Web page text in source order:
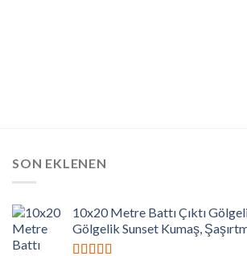
SON EKLENEN
10x20 Metre Battı Çıktı
Gölgelik Sunset Kumaş,